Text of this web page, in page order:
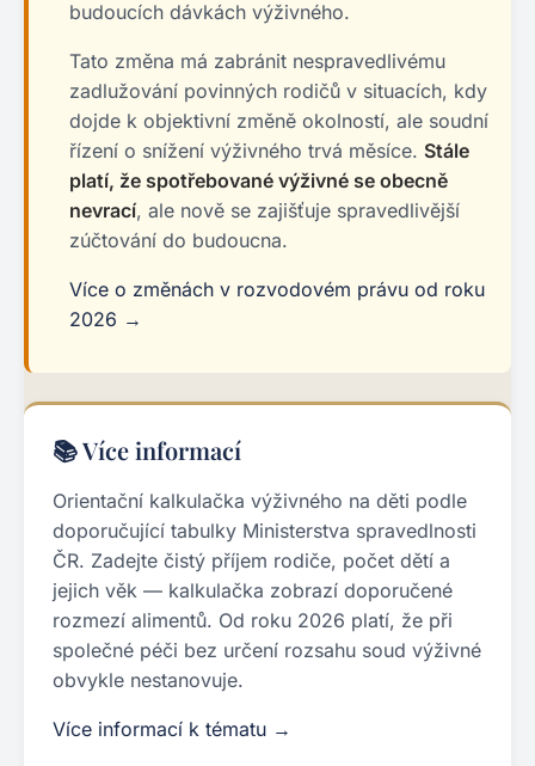
budoucích dávkách výživného.
Tato změna má zabránit nespravedlivému
zadlužování povinných rodičů v situacích, kdy
dojde k objektivní změně okolností, ale soudní
řízení o snížení výživného trvá měsíce. Stále
platí, že spotřebované výživné se obecně
nevrací, ale nově se zajišťuje spravedlivější
zúčtování do budoucna.
Více o změnách v rozvodovém právu od roku
2026 →
📚 Více informací
Orientační kalkulačka výživného na děti podle
doporučující tabulky Ministerstva spravedlnosti
ČR. Zadejte čistý příjem rodiče, počet dětí a
jejich věk — kalkulačka zobrazí doporučené
rozmezí alimentů. Od roku 2026 platí, že při
společné péči bez určení rozsahu soud výživné
obvykle nestanovuje.
Více informací k tématu →